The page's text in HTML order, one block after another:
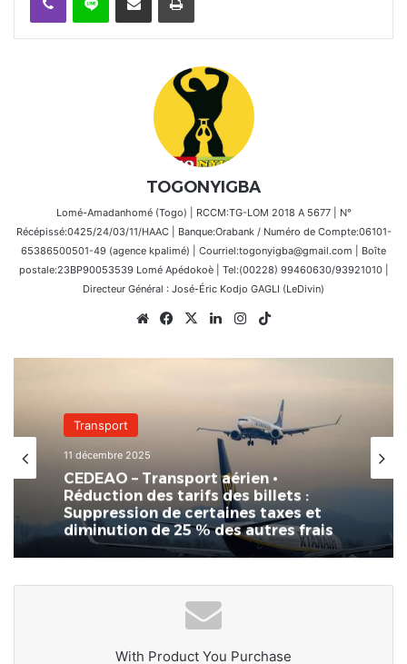
TOGONYIGBA
Lomé-Amadanhomé (Togo) | RCCM:TG-LOM 2018 A 5677 | N°
Récépissé:0425/24/03/11/HAAC | Banque:Orabank / Numéro de Compte:06101-
65386500501-49 (agence kpalimé) | Courriel:togonyigba@gmail.com | Boîte
postale:23BP90053539 Lomé Apédokoè | Tel:(00228) 99460630/93921010 |
Directeur Général : José-Éric Kodjo GAGLI (LeDivin)
WebsiteFacebook
X LinkedinInstagram
Transport
11 décembre 2025
CEDEAO – Transport aérien •
Réduction des tarifs des billets :
Suppression de certaines taxes et
diminution de 25 % des autres frais
With Product You Purchase